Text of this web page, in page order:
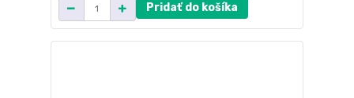
Pridať do košíka